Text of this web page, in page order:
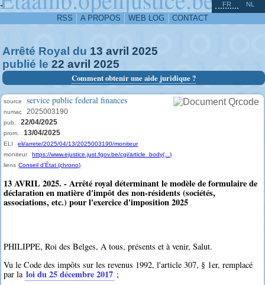
-
RSS A PROPOS WEB LOG CONTACT
FR NL
Arrêté Royal du 13 avril 2025
publié le 22 avril 2025
Comment obtenir une aide juridique ?
source service public federal finances
numac 2025003190
pub. 22/04/2025
prom. 13/04/2025
ELI
eli/arrete/2025/04/13/2025003190/moniteur
moniteur
https://www.ejustice.just.fgov.be/cgi/article_body(...)
liens Conseil d'État (chrono)
13 AVRIL 2025. - Arrêté royal déterminant le modèle de formulaire de
déclaration en matière d'impôt des non-résidents (sociétés,
associations, etc.) pour l'exercice d'imposition 2025
PHILIPPE, Roi des Belges, A tous, présents et à venir, Salut.
Vu le Code des impôts sur les revenus 1992, l'article 307, § 1er, remplacé
par la loi du 25 décembre 2017 ;
^